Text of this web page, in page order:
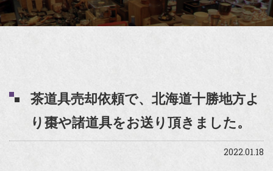
茶道具売却依頼で、北海道十勝地方よ
り棗や諸道具をお送り頂きました。
2022.01.18